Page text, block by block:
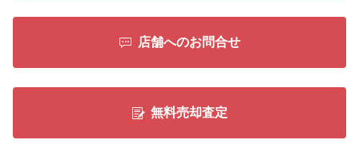
店舗へのお問合せ
無料売却査定